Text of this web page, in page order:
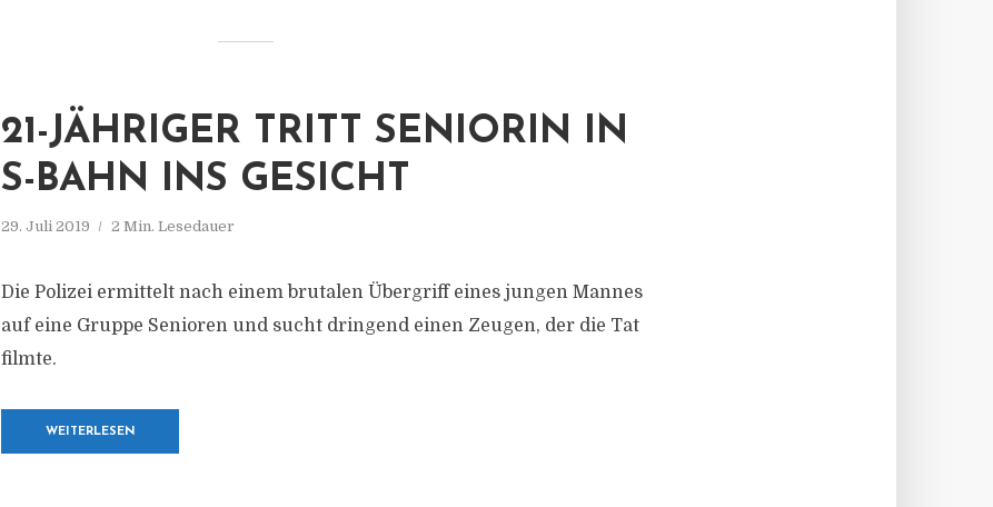
21-JÄHRIGER TRITT SENIORIN IN
S-BAHN INS GESICHT
29. Juli 2019 2 Min. Lesedauer
Die Polizei ermittelt nach einem brutalen Übergriff eines jungen Mannes
auf eine Gruppe Senioren und sucht dringend einen Zeugen, der die Tat
filmte.
WEITERLESEN